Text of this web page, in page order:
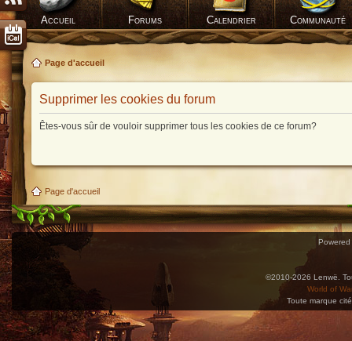
Accueil Forums Calendrier Communauté
Page d'accueil
Supprimer les cookies du forum
Êtes-vous sûr de vouloir supprimer tous les cookies de ce forum?
Page d'accueil
©2010-2026 Lenwë.
World of
Toute marque
Utilisez l'adresse suivante pour accéder au calendrier des évènements depuis d'autres
charge le format iCal.